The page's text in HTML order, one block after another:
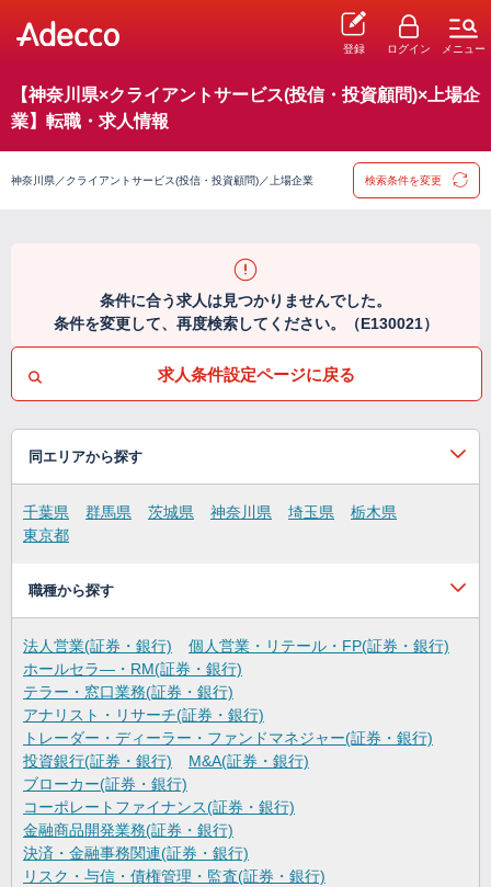
登録 ログイン メニュー
【神奈川県×クライアントサービス(投信・投資顧問)×上場企
業】転職・求人情報
神奈川県／クライアントサービス(投信・投資顧問)／上場企業 検索条件を変更
条件に合う求人は見つかりませんでした。
条件を変更して、再度検索してください。（E130021）
求人条件設定ページに戻る
同エリアから探す
千葉県 群馬県 茨城県 神奈川県 埼玉県
栃木県
東京都
職種から探す
法人営業(証券・銀行)
個人営業・リテール・FP(証券・銀行)
ホールセラ―・RM(証券・銀行)
テラー・窓口業務(証券・銀行)
アナリスト・リサーチ(証券・銀行)
トレーダー・ディーラー・ファンドマネジャー(証券・銀行)
投資銀行(証券・銀行)
M&A(証券・銀行)
ブローカー(証券・銀行)
コーポレートファイナンス(証券・銀行)
金融商品開発業務(証券・銀行)
決済・金融事務関連(証券・銀行)
リスク・与信・債権管理・監査(証券・銀行)